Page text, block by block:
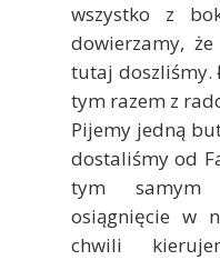
wszystko z
dowierzamy,
tutaj doszliśmy.
tym razem z
Pijemy jedną
dostaliśmy od
tym samym
osiągnięcie w
chwili